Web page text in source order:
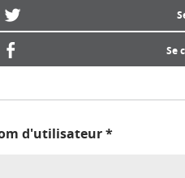
Se
d'utilisateur*